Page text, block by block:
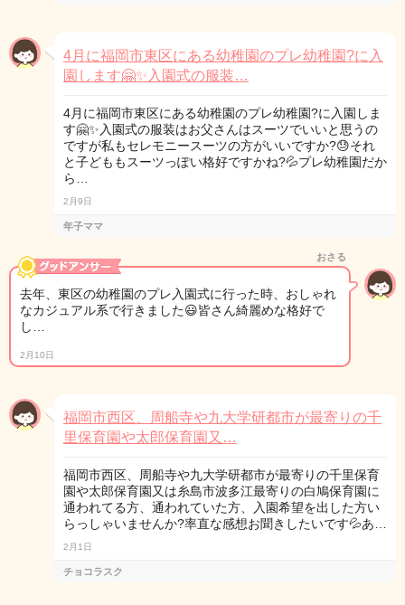
4月に福岡市東区にある幼稚園のプレ幼稚園?に入
園します🤗✨入園式の服装…
4月に福岡市東区にある幼稚園のプレ幼稚園?に入園しま
す🤗✨入園式の服装はお父さんはスーツでいいと思うの
ですが私もセレモニースーツの方がいいですか?😓それ
と子どももスーツっぽい格好ですかね?💦プレ幼稚園だか
ら…
2月9日
年子ママ
おさる
去年、東区の幼稚園のプレ入園式に行った時、おしゃれ
なカジュアル系で行きました😃皆さん綺麗めな格好で
し…
2月10日
福岡市西区、周船寺や九大学研都市が最寄りの千
里保育園や太郎保育園又…
福岡市西区、周船寺や九大学研都市が最寄りの千里保育
園や太郎保育園又は糸島市波多江最寄りの白鳩保育園に
通われてる方、通われていた方、入園希望を出した方い
らっしゃいませんか?率直な感想お聞きしたいです💦あ…
2月1日
チョコラスク